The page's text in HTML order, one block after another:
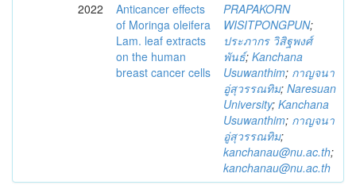
2022
Anticancer effects
of Moringa oleifera
Lam. leaf extracts
on the human
breast cancer cells
PRAPAKORN
WISITPONGPUN;
ประภากร วิสิฐพงศ์
พันธ์; Kanchana
Usuwanthim; กาญจนา
อู่สุวรรณทิม; Naresuan
University; Kanchana
Usuwanthim; กาญจนา
อู่สุวรรณทิม;
kanchanau@nu.ac.th;
kanchanau@nu.ac.th